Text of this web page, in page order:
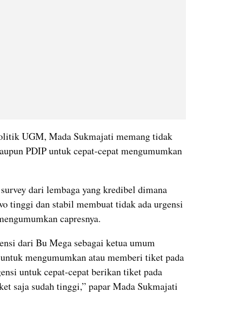
UGM, Mada Sukmajati memang tidak
PDIP untuk cepat-cepat mengumumkan
dari lembaga yang kredibel dimana
tinggi dan stabil membuat tidak ada urgensi
capresnya.
dari Bu Mega sebagai ketua umum
mengumumkan atau memberi tiket pada
untuk cepat-cepat berikan tiket pada
saja sudah tinggi,” papar Mada Sukmajati